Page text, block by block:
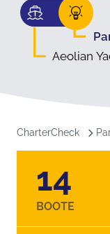
Aeolian
CharterCheck
14
BOOTE